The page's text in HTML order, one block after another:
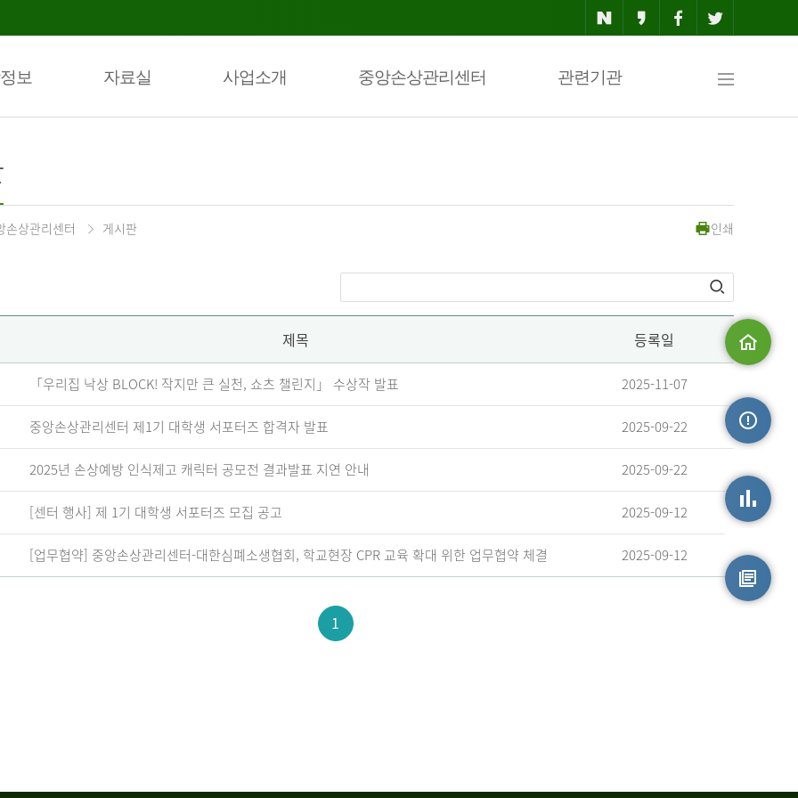
보 자료실 사업소개 중앙손상관리센터 관련기관
맵
손상관리센터 게시판 인쇄
제목 등록일
「우리집 낙상 BLOCK! 작지만 큰 실천, 쇼츠 챌린지」 수상작 발표 2025-11-07
중앙손상관리센터 제1기 대학생 서포터즈 합격자 발표 2025-09-22
2025년 손상예방 인식제고 캐릭터 공모전 결과발표 지연 안내 2025-09-22
[센터 행사] 제 1기 대학생 서포터즈 모집 공고 2025-09-12
[업무협약] 중앙손상관리센터-대한심폐소생협회, 학교현장 CPR 교육 확대 위한 업무협약 체결 2025-09-12
1